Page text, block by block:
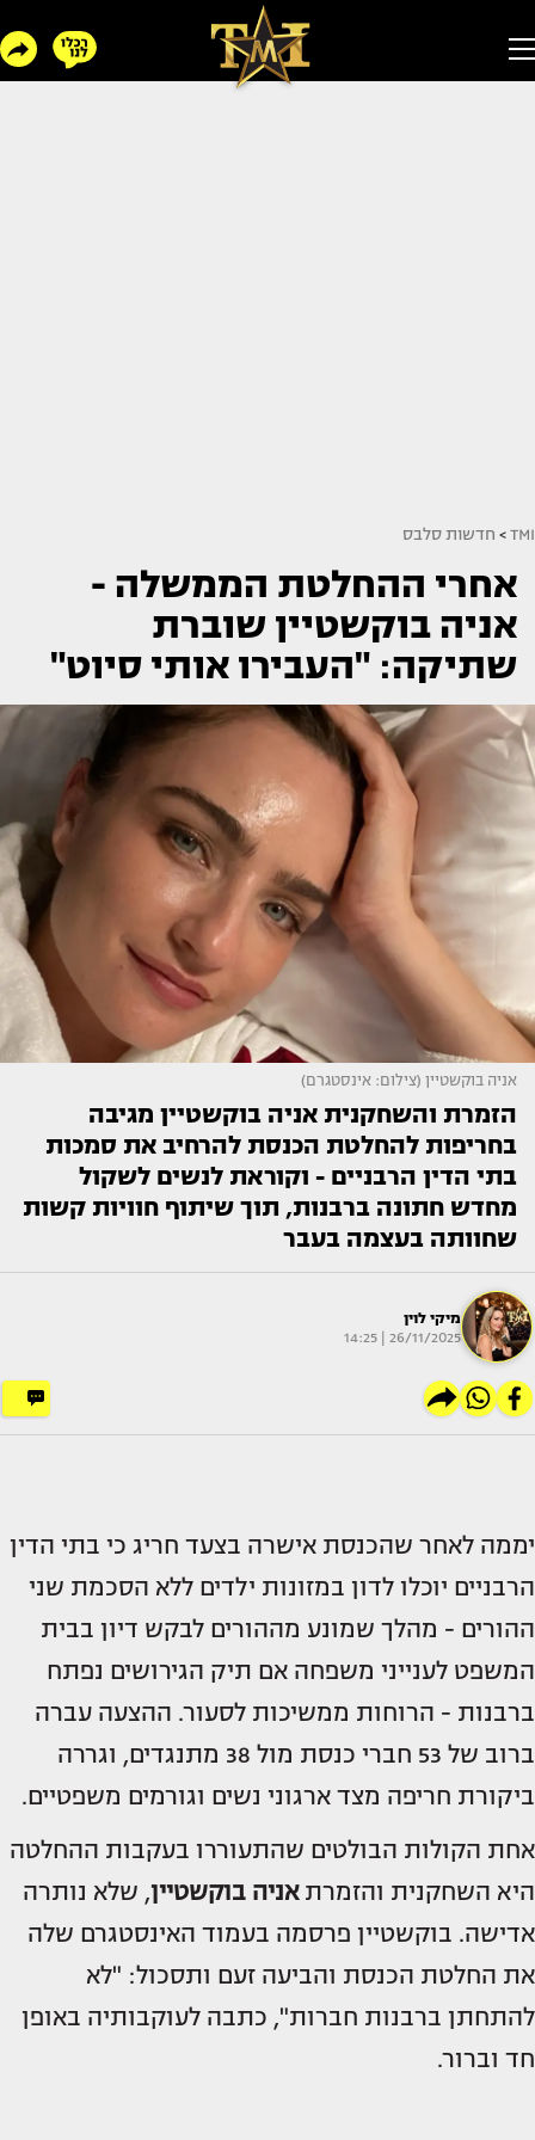
TMI
> חדשות סלבס
אחרי ההחלטת הממשלה -
אניה בוקשטיין שוברת
שתיקה: "העבירו אותי סיוט"
אניה בוקשטיין (צילום: אינסטגרם)
הזמרת והשחקנית אניה בוקשטיין מגיבה
בחריפות להחלטת הכנסת להרחיב את סמכות
בתי הדין הרבניים - וקוראת לנשים לשקול
מחדש חתונה ברבנות, תוך שיתוף חוויות קשות
שחוותה בעצמה בעבר
מיקי לוין
26/11/2025 | 14:25
יממה לאחר שהכנסת אישרה בצעד חריג כי בתי הדין
הרבניים יוכלו לדון במזונות ילדים ללא הסכמת שני
ההורים - מהלך שמונע מההורים לבקש דיון בבית
המשפט לענייני משפחה אם תיק הגירושים נפתח
ברבנות - הרוחות ממשיכות לסעור. ההצעה עברה
ברוב של 53 חברי כנסת מול 38 מתנגדים, וגררה
ביקורת חריפה מצד ארגוני נשים וגורמים משפטיים.
אחת הקולות הבולטים שהתעוררו בעקבות ההחלטה
היא השחקנית והזמרתאניה בוקשטיין, שלא נותרה
אדישה. בוקשטיין פרסמה בעמוד האינסטגרם שלה
את החלטת הכנסת והביעה זעם ותסכול: "לא
להתחתן ברבנות חברות", כתבה לעוקבותיה באופן
חד וברור.